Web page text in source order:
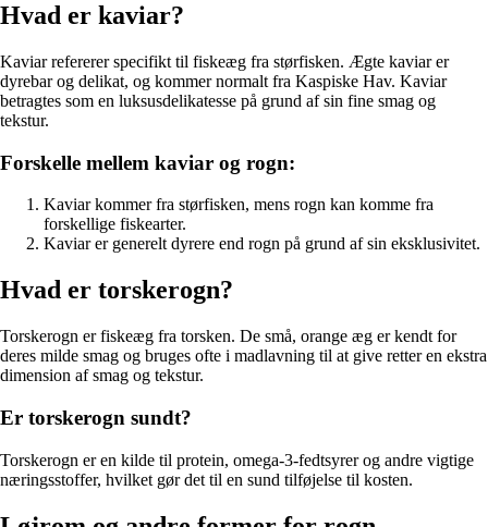
Hvad er kaviar?
Kaviar refererer specifikt til fiskeæg fra størfisken. Ægte kaviar er
dyrebar og delikat, og kommer normalt fra Kaspiske Hav. Kaviar
betragtes som en luksusdelikatesse på grund af sin fine smag og
tekstur.
Forskelle mellem kaviar og rogn:
Kaviar kommer fra størfisken, mens rogn kan komme fra
forskellige fiskearter.
Kaviar er generelt dyrere end rogn på grund af sin eksklusivitet.
Hvad er torskerogn?
Torskerogn er fiskeæg fra torsken. De små, orange æg er kendt for
deres milde smag og bruges ofte i madlavning til at give retter en ekstra
dimension af smag og tekstur.
Er torskerogn sundt?
Torskerogn er en kilde til protein, omega-3-fedtsyrer og andre vigtige
næringsstoffer, hvilket gør det til en sund tilføjelse til kosten.